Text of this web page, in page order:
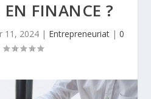
EN FINANCE ?
11, 2024 | Entrepreneuriat | 0